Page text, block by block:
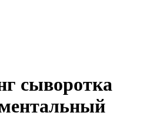
сыворотка